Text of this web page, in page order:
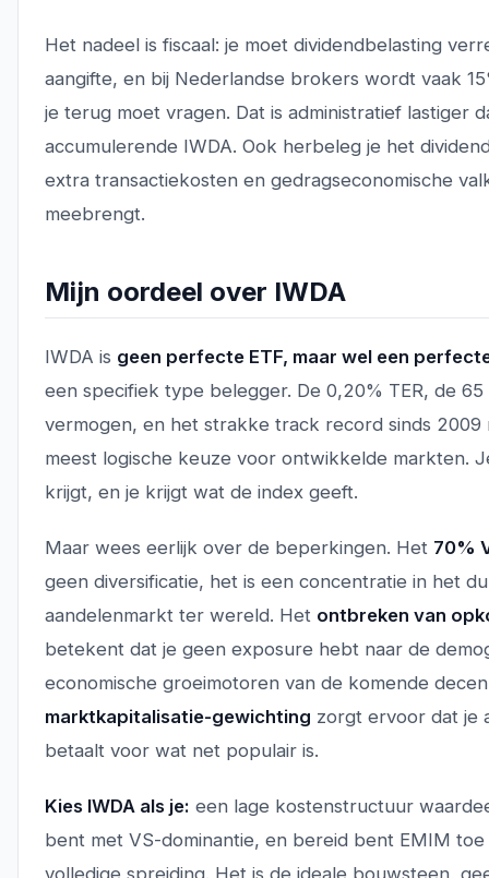
Het nadeel is fiscaal: je moet dividendbelasting
aangifte, en bij Nederlandse brokers wordt vaak
je terug moet vragen. Dat is administratief lastiger
accumulerende IWDA. Ook herbeleg je het
extra transactiekosten en gedragseconomische
meebrengt.
Mijn oordeel over IWDA
IWDA is geen perfecte ETF, maar wel een
een specifiek type belegger. De 0,20% TER, de 65
vermogen, en het strakke track record sinds 2009
meest logische keuze voor ontwikkelde markten.
krijgt, en je krijgt wat de index geeft.
Maar wees eerlijk over de beperkingen. Het 70%
geen diversificatie, het is een concentratie in het
aandelenmarkt ter wereld. Het ontbreken van
betekent dat je geen exposure hebt naar de
economische groeimotoren van de komende
marktkapitalisatie-gewichting zorgt ervoor dat je
betaalt voor wat net populair is.
Kies IWDA als je: een lage kostenstructuur
bent met VS-dominantie, en bereid bent EMIM
volledige spreiding. Het is de ideale bouwsteen,